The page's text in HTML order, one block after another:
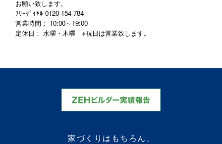
お願い致します。
ﾌﾘｰﾀﾞｲﾔﾙ0120-154-784
営業時間： 10:00～19:00
定休日： 水曜・木曜 ※祝日は営業致します。
家づくりはもちろん、